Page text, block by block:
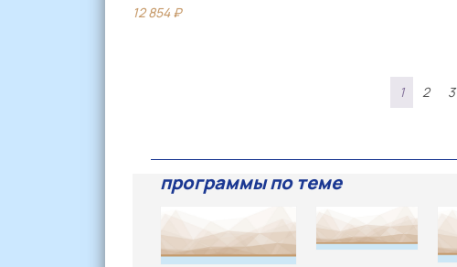
12 854₽
1 2 3
программы по теме